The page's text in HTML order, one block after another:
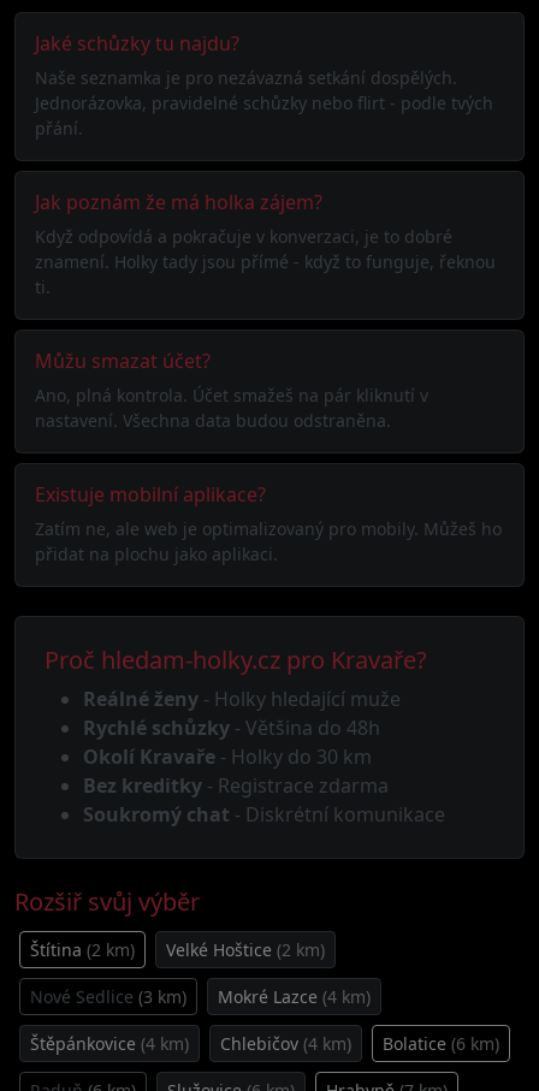
Jaké schůzky tu najdu?
Naše seznamka je pro nezávazná setkání dospělých.
Jednorázovka, pravidelné schůzky nebo flirt - podle tvých
přání.
Jak poznám že má holka zájem?
Když odpovídá a pokračuje v konverzaci, je to dobré
znamení. Holky tady jsou přímé - když to funguje, řeknou
ti.
Můžu smazat účet?
Ano, plná kontrola. Účet smažeš na pár kliknutí v
nastavení. Všechna data budou odstraněna.
Existuje mobilní aplikace?
Zatím ne, ale web je optimalizovaný pro mobily. Můžeš ho
přidat na plochu jako aplikaci.
Proč hledam-holky.cz pro Kravaře?
Reálné ženy - Holky hledající muže
Rychlé schůzky - Většina do 48h
Okolí Kravaře - Holky do 30 km
Bez kreditky - Registrace zdarma
Soukromý chat - Diskrétní komunikace
Rozšiř svůj výběr
Štítina (2 km) Velké Hoštice (2 km)
Nové Sedlice (3 km) Mokré Lazce (4 km)
Štěpánkovice (4 km) Chlebičov (4 km) Bolatice (6 km)